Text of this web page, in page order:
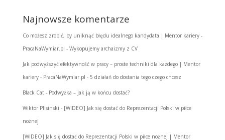
Najnowsze komentarze
Co możesz zrobić, by uniknąć błędu idealnego kandydata | Mentor kariery -
PracaNaWymiar.pl - Wykopujemy archaizmy z CV
Jak podwyższyć efektywność w pracy – proste techniki dla każdego | Mentor
kariery - PracaNaWymiar.pl - 5 działań do dostania tego czego chcesz
Black Cat- Podwyżka – jak ją w końcu dostać?
Wiktor Plisinski - [WIDEO] Jak się dostać do Reprezentacji Polski w piłce
nożnej
[WIDEO] Jak się dostać do Reprezentacji Polski w piłce nożnej | Mentor